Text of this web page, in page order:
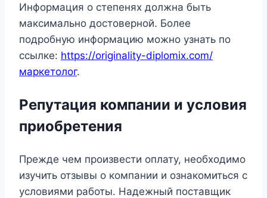
Информация о степенях должна быть
максимально достоверной. Более
подробную информацию можно узнать по
ссылке: https://originality-diplomix.com/
маркетолог.
Репутация компании и условия
приобретения
Прежде чем произвести оплату, необходимо
изучить отзывы о компании и ознакомиться с
условиями работы. Надежный поставщик